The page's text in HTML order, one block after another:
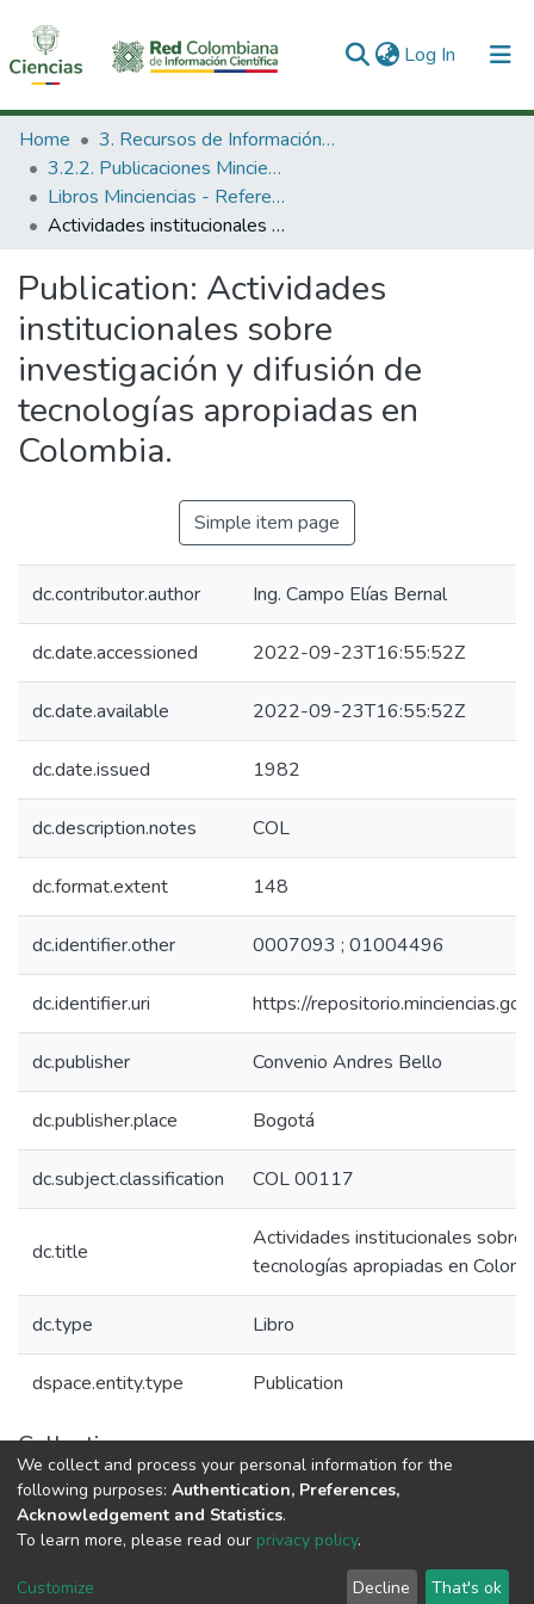
Log In (current)
Communities & Collections
All of DSpace
Statistics
Home
3. Recursos de Información Científica y Tecnológica
3.2.2. Publicaciones Minciencias
Libros Minciencias - Referenciales
Actividades institucionales sobre investigación y difusión de tecnologías apropiadas en Colombia.
Publication: Actividades
institucionales sobre
investigación y difusión de
tecnologías apropiadas en
Colombia.
Simple item page
dc.contributor.author Ing. Campo Elías Bernal
dc.date.accessioned 2022-09-23T16:55:52Z
dc.date.available 2022-09-23T16:55:52Z
dc.date.issued 1982
dc.description.notes COL
dc.format.extent 148
dc.identifier.other 0007093 ; 01004496
dc.identifier.uri https://
dc.publisher Convenio Andres Bello
dc.publisher.place Bogotá
dc.subject.classification COL 00117
dc.title
Actividades institucionales sobre
tecnologías apropiadas en
dc.type Libro
dspace.entity.type Publication
Collections
Libros Minciencias - Referenciales
DSpace software copyright © 2002-2026
Cookie
End User
Send
We collect and process your personal information for the
following purposes: Authentication, Preferences,
Acknowledgement and Statistics.
To learn more, please read our privacy policy.
Customize Decline That's ok